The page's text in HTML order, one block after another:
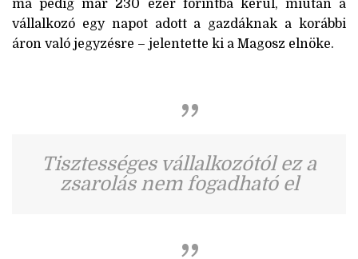
ma pedig már 230 ezer forintba kerül, miután a
vállalkozó egy napot adott a gazdáknak a korábbi
áron való jegyzésre – jelentette ki a Magosz elnöke.
Tisztességes vállalkozótól ez a
zsarolás nem fogadható el